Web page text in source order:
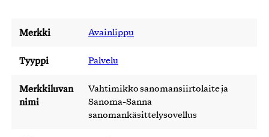
Merkki Avainlippu
Tyyppi Palvelu
Merkkiluvan
nimi
Vahtimikko sanomansiirtolaite ja
Sanoma-Sanna
sanomankäsittelysovellus